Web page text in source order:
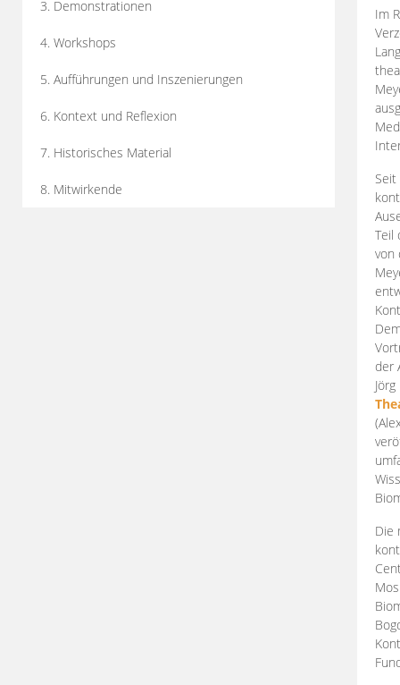
3. Demonstrationen
4. Workshops
5. Aufführungen und Inszenierungen
6. Kontext und Reflexion
7. Historisches Material
8. Mitwirkende
Im
Teil
von
der
Die